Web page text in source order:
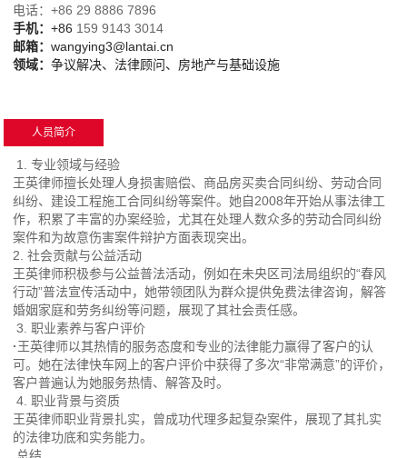
电话：+86 29 8886 7896
手机：+86 159 9143 3014
邮箱：wangying3@lantai.cn
领域：争议解决、法律顾问、房地产与基础设施
人员简介
1. 专业领域与经验
王英律师擅长处理人身损害赔偿、商品房买卖合同纠纷、劳动合同
纠纷、建设工程施工合同纠纷等案件。她自2008年开始从事法律工
作，积累了丰富的办案经验，尤其在处理人数众多的劳动合同纠纷
案件和为故意伤害案件辩护方面表现突出。
2. 社会贡献与公益活动
王英律师积极参与公益普法活动，例如在未央区司法局组织的“春风
行动”普法宣传活动中，她带领团队为群众提供免费法律咨询，解答
婚姻家庭和劳务纠纷等问题，展现了其社会责任感。
3. 职业素养与客户评价
·王英律师以其热情的服务态度和专业的法律能力赢得了客户的认
可。她在法律快车网上的客户评价中获得了多次“非常满意”的评价，
客户普遍认为她服务热情、解答及时。
4. 职业背景与资质
王英律师职业背景扎实，曾成功代理多起复杂案件，展现了其扎实
的法律功底和实务能力。